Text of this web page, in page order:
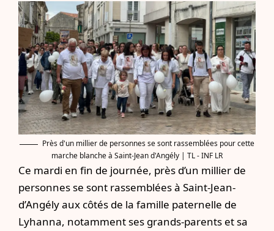
Près d'un millier de personnes se sont rassemblées pour cette
marche blanche à Saint-Jean d'Angély | TL - INF LR
Ce mardi en fin de journée, près d’un millier de
personnes se sont rassemblées à Saint-Jean-
d’Angély aux côtés de la famille paternelle de
Lyhanna, notamment ses grands-parents et sa